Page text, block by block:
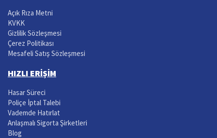
Açık Rıza Metni
KVKK
Gizlilik Sözleşmesi
Çerez Politikası
Mesafeli Satış Sözleşmesi
HIZLI ERİŞİM
Hasar Süreci
Poliçe İptal Talebi
Vademde Hatırlat
Anlaşmalı Sigorta Şirketleri
Blog